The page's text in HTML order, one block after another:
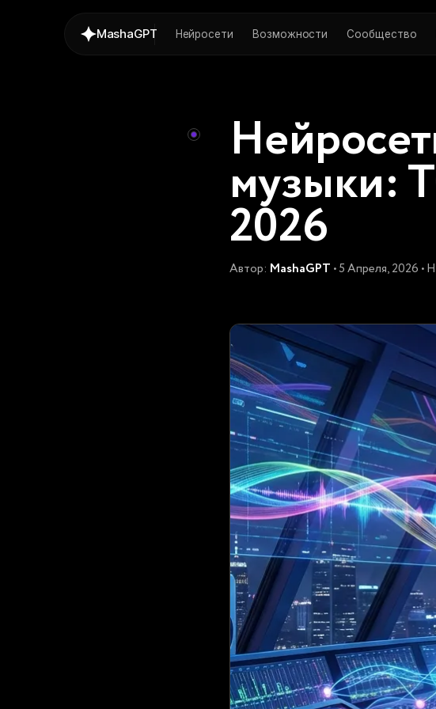
MashaGPT Нейросети Возможности Сообщество
музыки:
2026
Автор: MashaGPT • 5 Апреля, 2026 •